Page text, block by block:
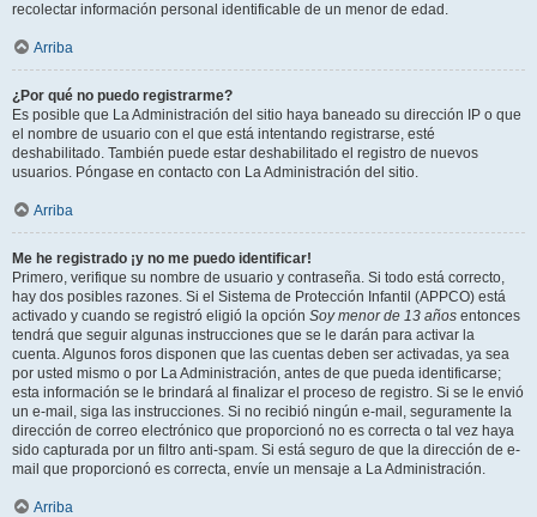
recolectar información personal identificable de un menor de edad.
Arriba
¿Por qué no puedo registrarme?
Es posible que La Administración del sitio haya baneado su dirección IP o que
el nombre de usuario con el que está intentando registrarse, esté
deshabilitado. También puede estar deshabilitado el registro de nuevos
usuarios. Póngase en contacto con La Administración del sitio.
Arriba
Me he registrado ¡y no me puedo identificar!
Primero, verifique su nombre de usuario y contraseña. Si todo está correcto,
hay dos posibles razones. Si el Sistema de Protección Infantil (APPCO) está
activado y cuando se registró eligió la opción Soy menor de 13 años entonces
tendrá que seguir algunas instrucciones que se le darán para activar la
cuenta. Algunos foros disponen que las cuentas deben ser activadas, ya sea
por usted mismo o por La Administración, antes de que pueda identificarse;
esta información se le brindará al finalizar el proceso de registro. Si se le envió
un e-mail, siga las instrucciones. Si no recibió ningún e-mail, seguramente la
dirección de correo electrónico que proporcionó no es correcta o tal vez haya
sido capturada por un filtro anti-spam. Si está seguro de que la dirección de e-
mail que proporcionó es correcta, envíe un mensaje a La Administración.
Arriba